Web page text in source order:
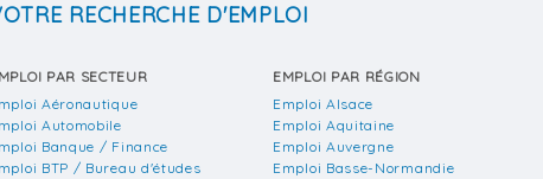
RECHERCHE D'EMPLOI
PAR SECTEUR
Aéronautique
Automobile
Banque / Finance
BTP / Bureau d'études
EMPLOI PAR RÉGION
Emploi Alsace
Emploi Aquitaine
Emploi Auvergne
Emploi Basse-Normandie